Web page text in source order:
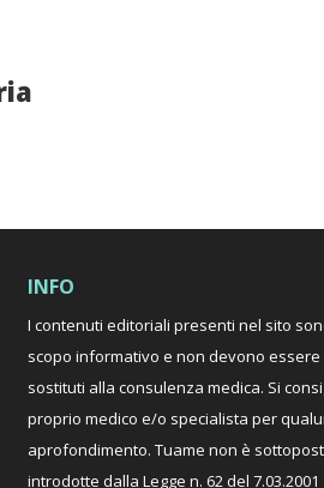
INFO
I contenuti editoriali presenti nel sito
scopo informativo e non devono
sostituti alla consulenza medica. Si
proprio medico e/o specialista per
aprofondimento. Tuame non è
introdotte dalla Legge n. 62 del 7.03.2001